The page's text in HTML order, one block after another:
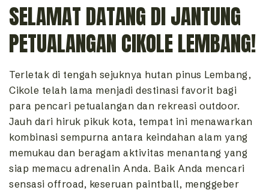
SELAMAT DATANG DI JANTUNG
PETUALANGAN CIKOLE LEMBANG!
Terletak di tengah sejuknya hutan pinus Lembang,
Cikole telah lama menjadi destinasi favorit bagi
para pencari petualangan dan rekreasi outdoor.
Jauh dari hiruk pikuk kota, tempat ini menawarkan
kombinasi sempurna antara keindahan alam yang
memukau dan beragam aktivitas menantang yang
siap memacu adrenalin Anda. Baik Anda mencari
sensasi offroad, keseruan paintball, menggeber